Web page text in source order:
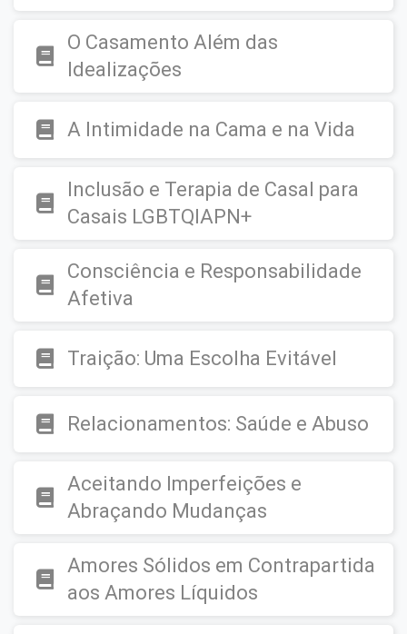
O Casamento Além das
Idealizações
A Intimidade na Cama e na Vida
Inclusão e Terapia de Casal para
Casais LGBTQIAPN+
Consciência e Responsabilidade
Afetiva
Traição: Uma Escolha Evitável
Relacionamentos: Saúde e Abuso
Aceitando Imperfeições e
Abraçando Mudanças
Amores Sólidos em Contrapartida
aos Amores Líquidos